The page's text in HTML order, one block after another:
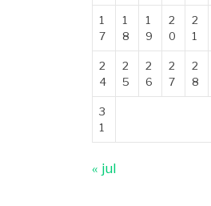
1
7
1
8
1
9
2
0
2
1
2
4
2
5
2
6
2
7
2
8
3
1
« jul